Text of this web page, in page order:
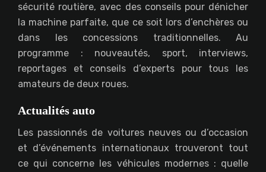
sécurité routière, avec des conseils pour dénicher
la machine parfaite, que ce soit lors d’enchères ou
dans les concessions traditionnelles. Au
programme : nouveautés, sport, interviews,
reportages et conseils d’experts pour tous les
amateurs de deux roues.
Actualités auto
Les passionnés de voitures neuves ou d’occasion
et d’événements internationaux trouveront tout
ce qui concerne les véhicules modernes : quelle